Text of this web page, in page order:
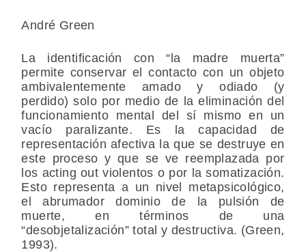
André Green
La identificación con “la madre muerta”
permite conservar el contacto con un objeto
ambivalentemente amado y odiado (y
perdido) solo por medio de la eliminación del
funcionamiento mental del sí mismo en un
vacío paralizante. Es la capacidad de
representación afectiva la que se destruye en
este proceso y que se ve reemplazada por
los acting out violentos o por la somatización.
Esto representa a un nivel metapsicológico,
el abrumador dominio de la pulsión de
muerte, en términos de una
“desobjetalización” total y destructiva. (Green,
1993).